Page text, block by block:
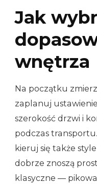
Jak
wnętrza
Na początku
zaplanuj
szerokość drzwi i
podczas
kieruj się także
dobrze znoszą
klasyczne —